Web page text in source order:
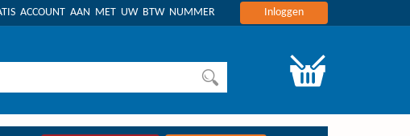
ACCOUNT AAN MET UW BTW NUMMER Inloggen